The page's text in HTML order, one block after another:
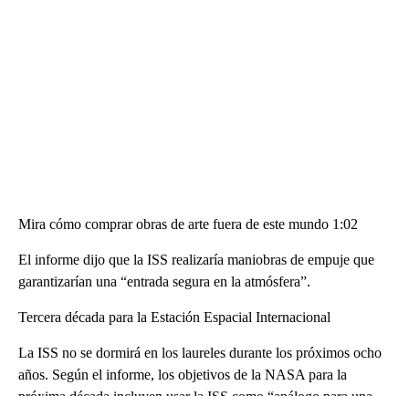
Mira cómo comprar obras de arte fuera de este mundo 1:02
El informe dijo que la ISS realizaría maniobras de empuje que
garantizarían una “entrada segura en la atmósfera”.
Tercera década para la Estación Espacial Internacional
La ISS no se dormirá en los laureles durante los próximos ocho
años. Según el informe, los objetivos de la NASA para la